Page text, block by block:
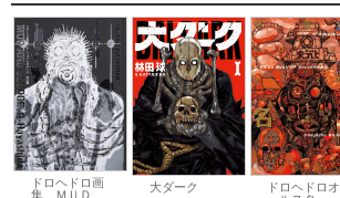
ドロヘドロ画
集 ＭＵＤ...
大ダーク
ドロヘドロオ